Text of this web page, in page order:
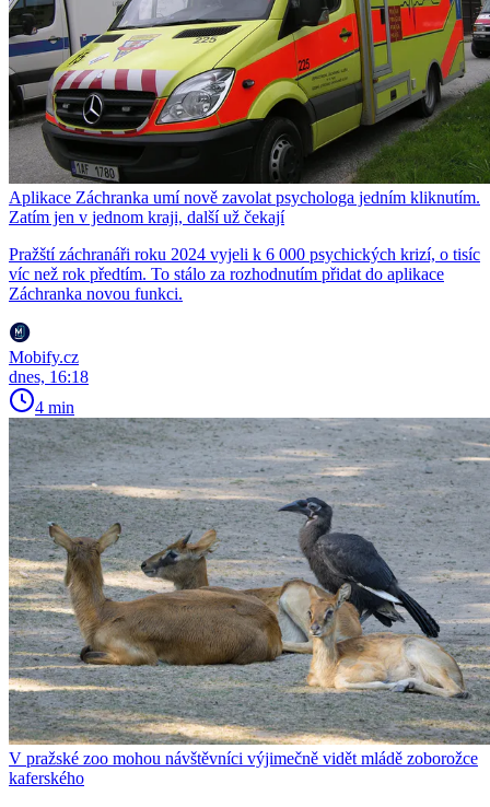
Aplikace Záchranka umí nově zavolat psychologa jedním kliknutím.
Zatím jen v jednom kraji, další už čekají
Pražští záchranáři roku 2024 vyjeli k 6 000 psychických krizí, o tisíc
víc než rok předtím. To stálo za rozhodnutím přidat do aplikace
Záchranka novou funkci.
Mobify.cz
dnes, 16:18
4 min
V pražské zoo mohou návštěvníci výjimečně vidět mládě zoborožce
kaferského